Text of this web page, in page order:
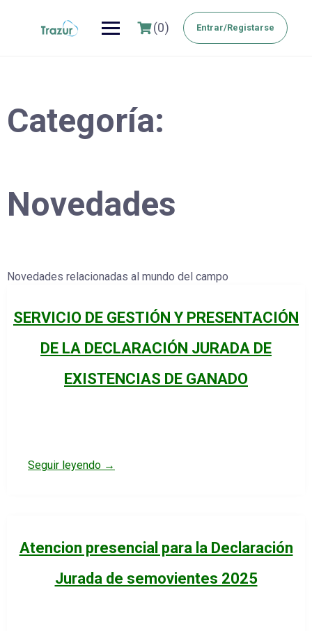
(0) Entrar/Registarse
Categoría:
Novedades
Novedades relacionadas al mundo del campo
SERVICIO DE GESTIÓN Y PRESENTACIÓN
DE LA DECLARACIÓN JURADA DE
EXISTENCIAS DE GANADO
Seguir leyendo →
Atencion presencial para la Declaración
Jurada de semovientes 2025